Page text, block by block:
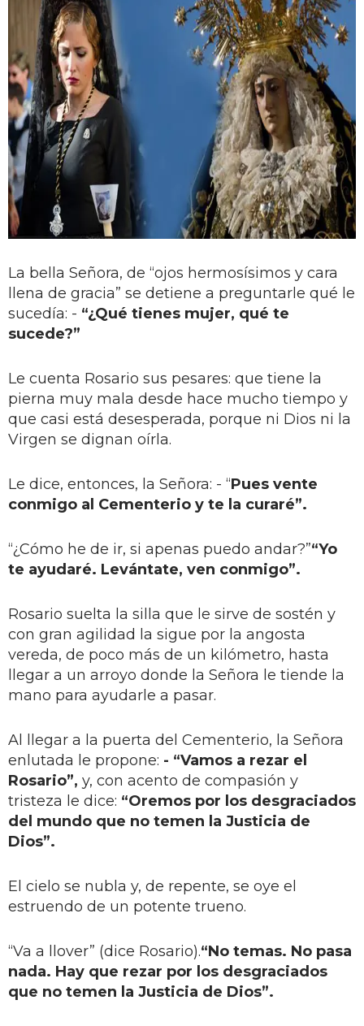
La bella Señora, de “ojos hermosísimos y cara
llena de gracia” se detiene a preguntarle qué le
sucedía: - “¿Qué tienes mujer, qué te
sucede?”
Le cuenta Rosario sus pesares: que tiene la
pierna muy mala desde hace mucho tiempo y
que casi está desesperada, porque ni Dios ni la
Virgen se dignan oírla.
Le dice, entonces, la Señora: - “Pues vente
conmigo al Cementerio y te la curaré”.
“¿Cómo he de ir, si apenas puedo andar?”“Yo
te ayudaré. Levántate, ven conmigo”.
Rosario suelta la silla que le sirve de sostén y
con gran agilidad la sigue por la angosta
vereda, de poco más de un kilómetro, hasta
llegar a un arroyo donde la Señora le tiende la
mano para ayudarle a pasar.
Al llegar a la puerta del Cementerio, la Señora
enlutada le propone: - “Vamos a rezar el
Rosario”, y, con acento de compasión y
tristeza le dice: “Oremos por los desgraciados
del mundo que no temen la Justicia de
Dios”.
El cielo se nubla y, de repente, se oye el
estruendo de un potente trueno.
“Va a llover” (dice Rosario).“No temas. No pasa
nada. Hay que rezar por los desgraciados
que no temen la Justicia de Dios”.